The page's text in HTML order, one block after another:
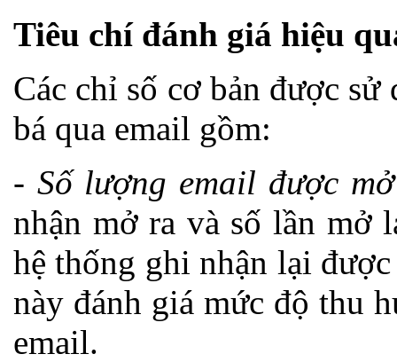
Tiêu chí đánh giá hiệu
Các chỉ số cơ bản được sử
bá qua email gồm:
- Số lượng email được mở
nhận mở ra và số lần mở
hệ thống ghi nhận lại
này đánh giá mức độ thu
email.